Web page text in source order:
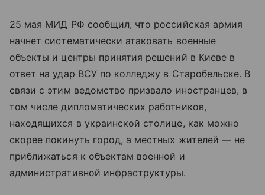
25 мая МИД РФ сообщил, что российская армия
начнет систематически атаковать военные
объекты и центры принятия решений в Киеве в
ответ на удар ВСУ по колледжу в Старобельске. В
связи с этим ведомство призвало иностранцев, в
том числе дипломатических работников,
находящихся в украинской столице, как можно
скорее покинуть город, а местных жителей — не
приближаться к объектам военной и
административной инфраструктуры.